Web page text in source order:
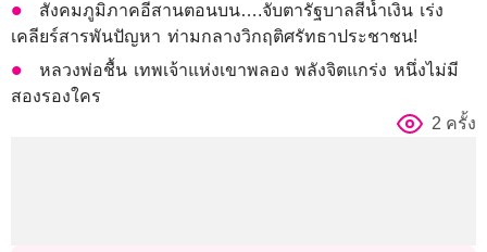
สังคมภูมิภาคอีสานตอนบน….จับตารัฐบาลสีน้ำเงิน เร่ง
เคลียร์สารพันปัญหา ท่ามกลางวิกฤติศรัทธาประชาชน!
หลวงพ่อชื้น เทพเจ้าแห่งเขาพลอง พลังจิตแกร่ง หนึ่งไม่มี
สองรองใคร
2 ครั้ง